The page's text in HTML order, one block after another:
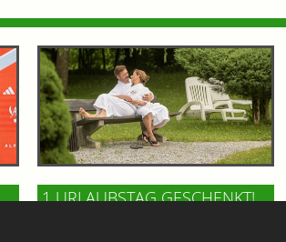
1 URLAUBSTAG GESCHENKT!